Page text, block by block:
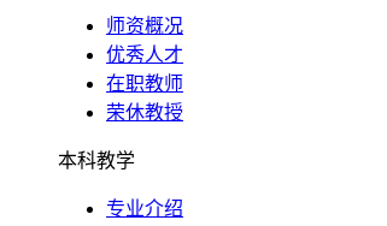
师资概况
优秀人才
在职教师
荣休教授
本科教学
专业介绍